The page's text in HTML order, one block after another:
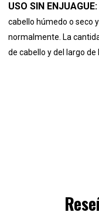
USO SIN ENJUAGUE:
cabello húmedo o seco
normalmente. La
de cabello y del largo de